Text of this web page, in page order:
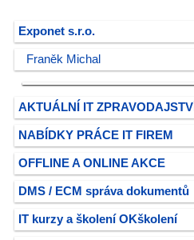
Exponet s.r.o.
Franěk Michal
AKTUÁLNÍ IT ZPRAVODAJSTVÍ
NABÍDKY PRÁCE IT FIREM
OFFLINE A ONLINE AKCE
DMS / ECM správa dokumentů
IT kurzy a školení OKškolení